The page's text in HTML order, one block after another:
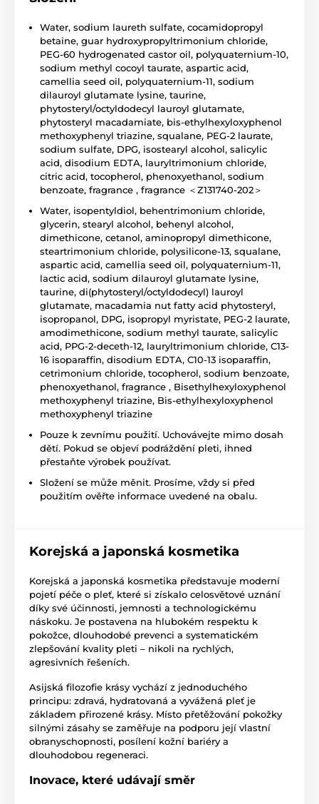
Water, sodium laureth sulfate, cocamidopropyl
betaine, guar hydroxypropyltrimonium chloride,
PEG-60 hydrogenated castor oil, polyquaternium-10,
sodium methyl cocoyl taurate, aspartic acid,
camellia seed oil, polyquaternium-11, sodium
dilauroyl glutamate lysine, taurine,
phytosteryl/octyldodecyl lauroyl glutamate,
phytosteryl macadamiate, bis-ethylhexyloxyphenol
methoxyphenyl triazine, squalane, PEG-2 laurate,
sodium sulfate, DPG, isostearyl alcohol, salicylic
acid, disodium EDTA, lauryltrimonium chloride,
citric acid, tocopherol, phenoxyethanol, sodium
benzoate, fragrance , fragrance ＜Z131740-202＞
Water, isopentyldiol, behentrimonium chloride,
glycerin, stearyl alcohol, behenyl alcohol,
dimethicone, cetanol, aminopropyl dimethicone,
steartrimonium chloride, polysilicone-13, squalane,
aspartic acid, camellia seed oil, polyquaternium-11,
lactic acid, sodium dilauroyl glutamate lysine,
taurine, di(phytosteryl/octyldodecyl) lauroyl
glutamate, macadamia nut fatty acid phytosteryl,
isopropanol, DPG, isopropyl myristate, PEG-2 laurate,
amodimethicone, sodium methyl taurate, salicylic
acid, PPG-2-deceth-12, lauryltrimonium chloride, C13-
16 isoparaffin, disodium EDTA, C10-13 isoparaffin,
cetrimonium chloride, tocopherol, sodium benzoate,
phenoxyethanol, fragrance , Bisethylhexyloxyphenol
methoxyphenyl triazine, Bis-ethylhexyloxyphenol
methoxyphenyl triazine
Pouze k zevnímu použití. Uchovávejte mimo dosah
dětí. Pokud se objeví podráždění pleti, ihned
přestaňte výrobek používat.
Složení se může měnit. Prosíme, vždy si před
použitím ověřte informace uvedené na obalu.
Korejská a japonská kosmetika
Korejská a japonská kosmetika představuje moderní
pojetí péče o pleť, které si získalo celosvětové uznání
díky své účinnosti, jemnosti a technologickému
náskoku. Je postavena na hlubokém respektu k
pokožce, dlouhodobé prevenci a systematickém
zlepšování kvality pleti – nikoli na rychlých,
agresivních řešeních.
Asijská filozofie krásy vychází z jednoduchého
principu: zdravá, hydratovaná a vyvážená pleť je
základem přirozené krásy. Místo přetěžování pokožky
silnými zásahy se zaměřuje na podporu její vlastní
obranyschopnosti, posílení kožní bariéry a
dlouhodobou regeneraci.
Inovace, které udávají směr